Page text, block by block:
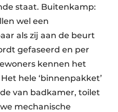
staat. Buitenkamp:
wel een
als zij aan de beurt
gefaseerd en per
kennen het
hele ‘binnenpakket’
van badkamer, toilet
mechanische